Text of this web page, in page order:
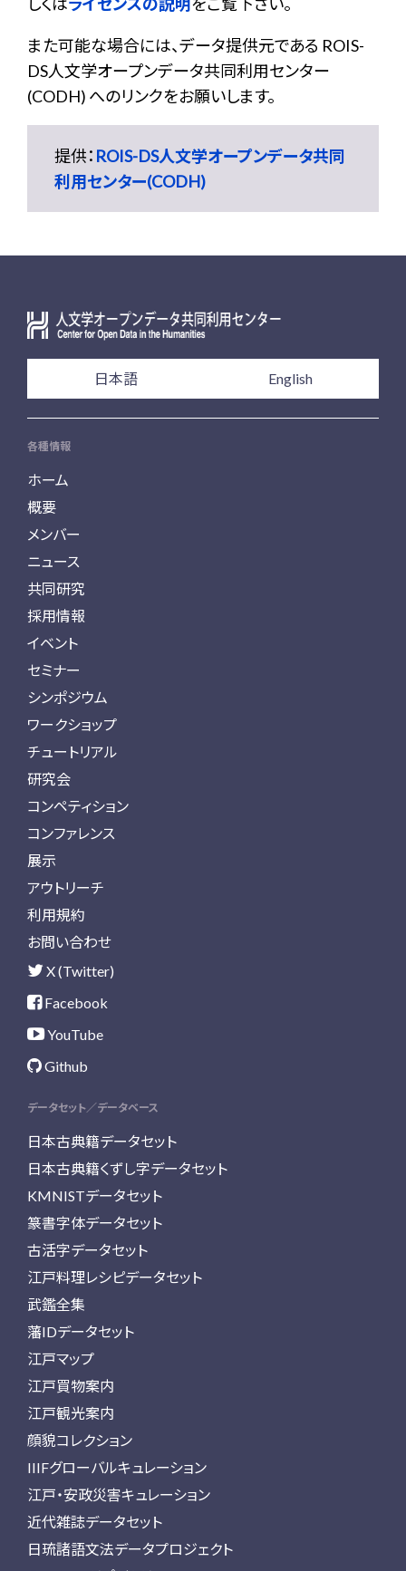
また可能な場合には、データ提供元である ROIS-
DS人文学オープンデータ共同利用センター
(CODH) へのリンクをお願いします。
提供： ROIS-DS人文学オープンデータ共同
利用センター(CODH)
日本語 English
各種情報
ホーム
概要
メンバー
ニュース
共同研究
採用情報
イベント
セミナー
シンポジウム
ワークショップ
チュートリアル
研究会
コンペティション
コンファレンス
展示
アウトリーチ
利用規約
お問い合わせ
X (Twitter)
Facebook
YouTube
Github
データセット／データベース
日本古典籍データセット
日本古典籍くずし字データセット
KMNISTデータセット
篆書字体データセット
古活字データセット
江戸料理レシピデータセット
武鑑全集
藩IDデータセット
江戸マップ
江戸買物案内
江戸観光案内
顔貌コレクション
IIIFグローバルキュレーション
江戸・安政災害キュレーション
近代雑誌データセット
日琉諸語文法データプロジェクト